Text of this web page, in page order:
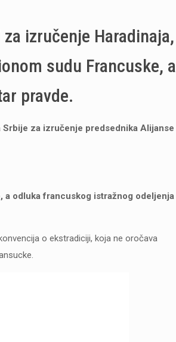
izručenje Haradinaja,
sudu Francuske, a
pravde.
Srbije za izručenje predsednika Alijanse
a odluka francuskog istražnog odeljenja
o ekstradiciji, koja ne oročava